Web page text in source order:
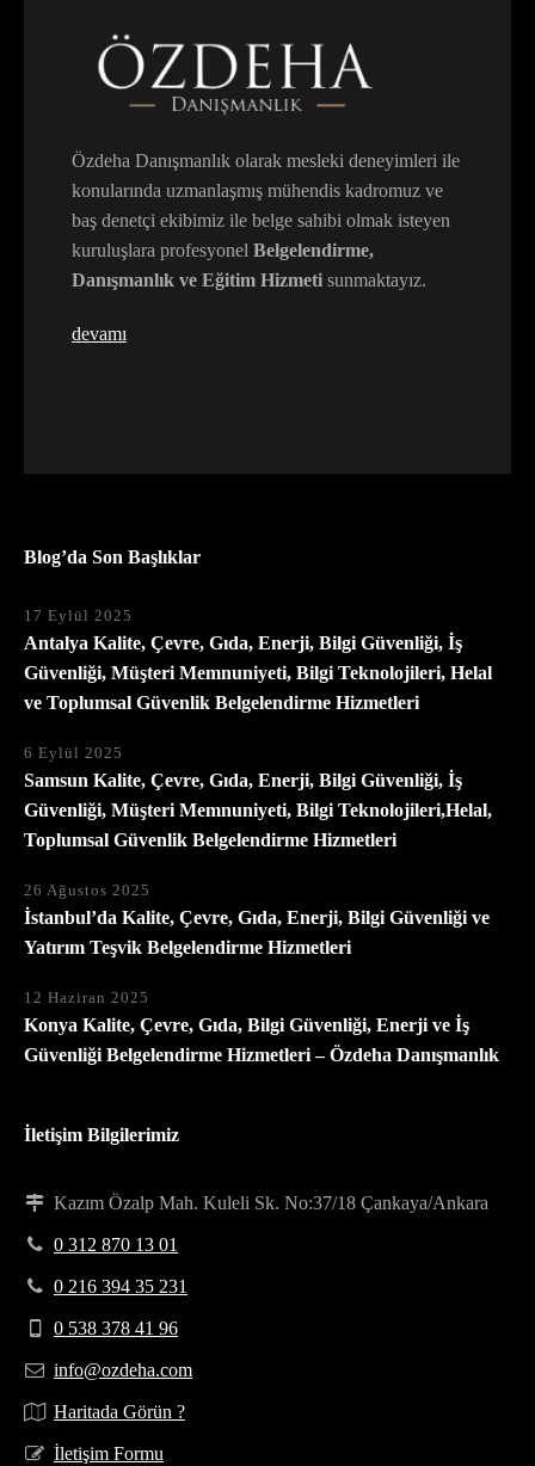
Özdeha Danışmanlık olarak mesleki deneyimleri ile
konularında uzmanlaşmış mühendis kadromuz ve
baş denetçi ekibimiz ile belge sahibi olmak isteyen
kuruluşlara profesyonel Belgelendirme,
Danışmanlık ve Eğitim Hizmeti sunmaktayız.
devamı
Blog’da Son Başlıklar
17 Eylül 2025
Antalya Kalite, Çevre, Gıda, Enerji, Bilgi Güvenliği, İş
Güvenliği, Müşteri Memnuniyeti, Bilgi Teknolojileri, Helal
ve Toplumsal Güvenlik Belgelendirme Hizmetleri
6 Eylül 2025
Samsun Kalite, Çevre, Gıda, Enerji, Bilgi Güvenliği, İş
Güvenliği, Müşteri Memnuniyeti, Bilgi Teknolojileri,Helal,
Toplumsal Güvenlik Belgelendirme Hizmetleri
26 Ağustos 2025
İstanbul’da Kalite, Çevre, Gıda, Enerji, Bilgi Güvenliği ve
Yatırım Teşvik Belgelendirme Hizmetleri
12 Haziran 2025
Konya Kalite, Çevre, Gıda, Bilgi Güvenliği, Enerji ve İş
Güvenliği Belgelendirme Hizmetleri – Özdeha Danışmanlık
İletişim Bilgilerimiz
Kazım Özalp Mah. Kuleli Sk. No:37/18 Çankaya/Ankara
0 312 870 13 01
0 216 394 35 231
0 538 378 41 96
info@ozdeha.com
Haritada Görün ?
İletişim Formu